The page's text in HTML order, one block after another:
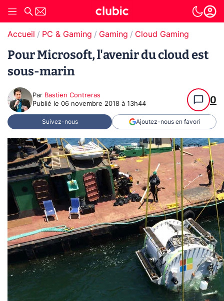
Accueil PC & Gaming Gaming Cloud Gaming
Pour Microsoft, l'avenir du cloud est
sous-marin
Par Bastien Contreras
Publié le 06 novembre 2018 à 13h44 0
Suivez-nous Ajoutez-nous en favori